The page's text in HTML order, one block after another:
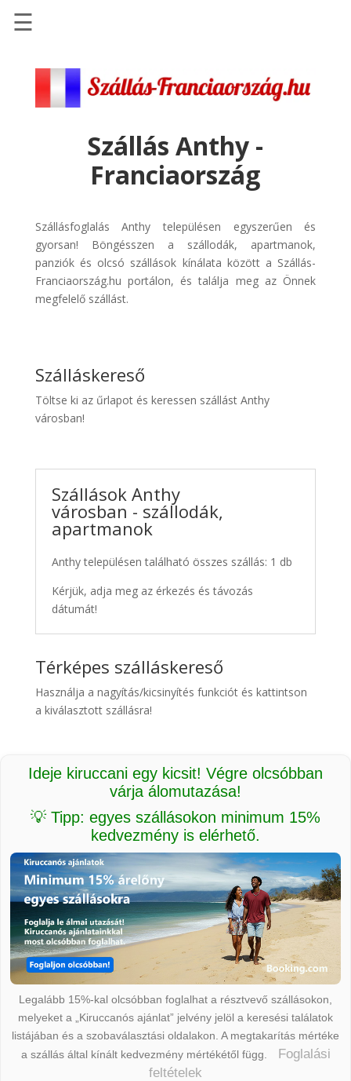
Szállások
Repülőjegy
pénzvisszatérítéssel
Discover
Cars
Transzfer
☰
Szállás Anthy -
Franciaország
Szállásfoglalás Anthy településen egyszerűen és
gyorsan! Böngésszen a szállodák, apartmanok,
panziók és olcsó szállások kínálata között a Szállás-
Franciaország.hu portálon, és találja meg az Önnek
megfelelő szállást.
Szálláskereső
Töltse ki az űrlapot és keressen szállást Anthy
városban!
Szállások Anthy
városban - szállodák,
apartmanok
Anthy településen található összes szállás: 1 db
Kérjük, adja meg az érkezés és távozás
dátumát!
Térképes szálláskereső
Használja a nagyítás/kicsinyítés funkciót és kattintson
a kiválasztott szállásra!
Ideje kiruccani egy kicsit! Végre olcsóbban
várja álomutazása!
💡 Tipp: egyes szállásokon minimum 15%
kedvezmény is elérhető.
Legalább 15%-kal olcsóbban foglalhat a résztvevő szállásokon,
melyeket a „Kiruccanós ajánlat” jelvény jelöl a keresési találatok
listájában és a szobaválasztási oldalakon. A megtakarítás mértéke
a szállás által kínált kedvezmény mértékétől függ.
Foglalási
feltételek